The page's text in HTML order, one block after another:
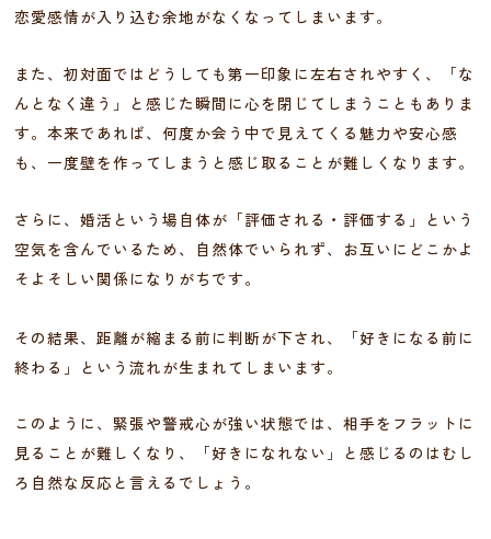
恋愛感情が入り込む余地がなくなってしまいます。
また、初対面ではどうしても第一印象に左右されやすく、「な
んとなく違う」と感じた瞬間に心を閉じてしまうこともありま
す。本来であれば、何度か会う中で見えてくる魅力や安心感
も、一度壁を作ってしまうと感じ取ることが難しくなります。
さらに、婚活という場自体が「評価される・評価する」という
空気を含んでいるため、自然体でいられず、お互いにどこかよ
そよそしい関係になりがちです。
その結果、距離が縮まる前に判断が下され、「好きになる前に
終わる」という流れが生まれてしまいます。
このように、緊張や警戒心が強い状態では、相手をフラットに
見ることが難しくなり、「好きになれない」と感じるのはむし
ろ自然な反応と言えるでしょう。